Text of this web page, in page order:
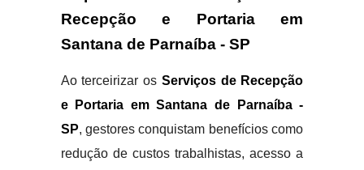
Recepção e Portaria em
Santana de Parnaíba - SP
Ao terceirizar os Serviços de Recepção
e Portaria em Santana de Parnaíba -
SP, gestores conquistam benefícios como
redução de custos trabalhistas, acesso a